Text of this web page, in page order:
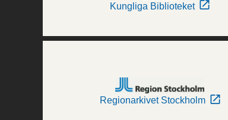
Kungliga Biblioteket
Regionarkivet Stockholm